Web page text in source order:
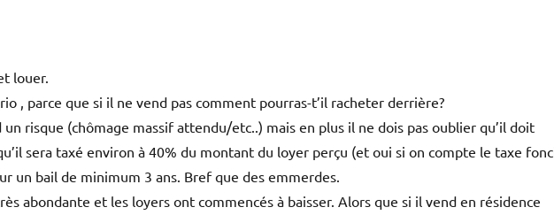
louer.
, parce que si il ne vend pas comment pourras-t’il racheter derrière?
risque (chômage massif attendu/etc..) mais en plus il ne dois pas oublier qu’il doit
sera taxé environ à 40% du montant du loyer perçu (et oui si on compte le taxe
un bail de minimum 3 ans. Bref que des emmerdes.
abondante et les loyers ont commencés à baisser. Alors que si il vend en résidence